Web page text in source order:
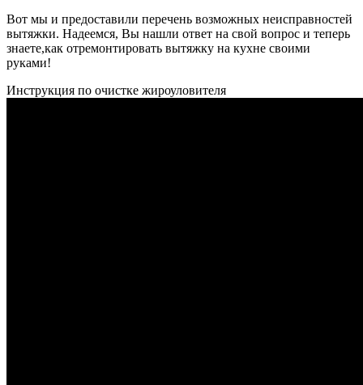
Вот мы и предоставили перечень возможных неисправностей
вытяжки. Надеемся, Вы нашли ответ на свой вопрос и теперь
знаете,как отремонтировать вытяжку на кухне своими
руками!
Инструкция по очистке жироуловителя